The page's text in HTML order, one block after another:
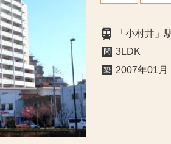
「小村井
3LDK
2007年01月